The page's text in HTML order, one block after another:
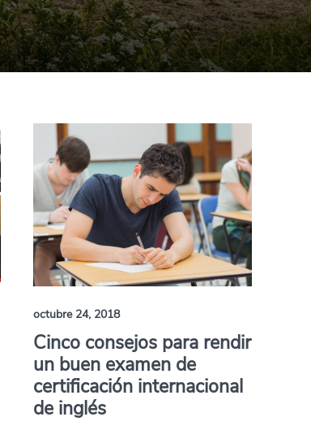
octubre 24, 2018
Cinco consejos para rendir
un buen examen de
certificación internacional
de inglés